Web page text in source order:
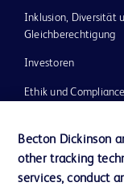
Inklusion, Diversität
Gleichberechtigung
Investoren
Ethik und Compliance
Neuigkeiten, Medien
Support
Becton Dickinson
other tracking
services, conduct